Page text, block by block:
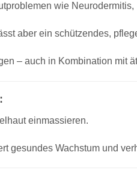
wie
aber ein schützendes,
– auch in Kombination mit
einmassieren.
gesundes Wachstum und